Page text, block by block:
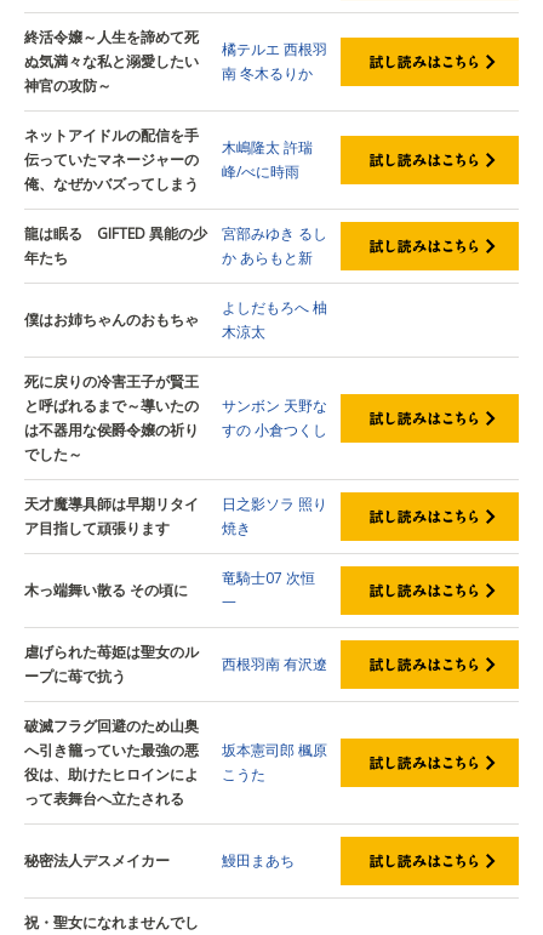
終活令嬢～人生を諦めて死
ぬ気満々な私と溺愛したい
神官の攻防～
橘テルエ 西根羽
南冬木るりか
ネットアイドルの配信を手
伝っていたマネージャーの
俺、なぜかバズってしまう
木嶋隆太許瑞
峰/べに時雨
龍は眠る GIFTED 異能の少
年たち
宮部みゆき るし
かあらもと新
僕はお姉ちゃんのおもちゃ
よしだもろへ柚
木涼太
死に戻りの冷害王子が賢王
と呼ばれるまで～導いたの
は不器用な侯爵令嬢の祈り
でした～
サンボン 天野な
すの小倉つくし
天才魔導具師は早期リタイ
ア目指して頑張ります
日之影ソラ 照り
焼き
木っ端舞い散る その頃に
竜騎士07 次恒
一
虐げられた苺姫は聖女のル
ープに苺で抗う
西根羽南有沢遼
破滅フラグ回避のため山奥
へ引き籠っていた最強の悪
役は、助けたヒロインによ
って表舞台へ立たされる
坂本憲司郎楓原
こうた
秘密法人デスメイカー 鰻田まあち
祝・聖女になれませんでし